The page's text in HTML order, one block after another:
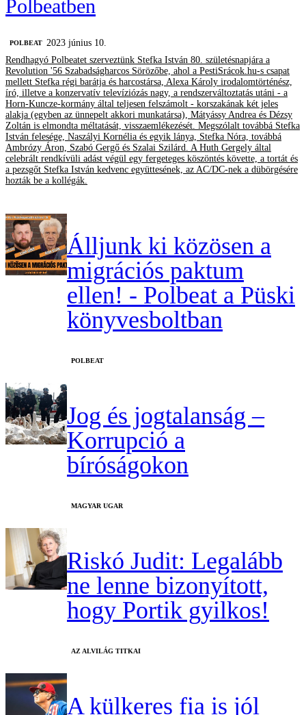
Polbeatben
‎POLBEAT
2023 június 10.
Rendhagyó Polbeatet szerveztünk Stefka István 80. születésnapjára a
Revolution '56 Szabadságharcos Sörözőbe, ahol a PestiSrácok.hu-s csapat
mellett Stefka régi barátja és harcostársa, Alexa Károly irodalomtörténész,
író, illetve a konzervatív televíziózás nagy, a rendszerváltoztatás utáni - a
Horn-Kuncze-kormány által teljesen felszámolt - korszakának két jeles
alakja (egyben az ünnepelt akkori munkatársa), Mátyássy Andrea és Dézsy
Zoltán is elmondta méltatását, visszaemlékezését. Megszólalt továbbá Stefka
István felesége, Naszályi Kornélia és egyik lánya, Stefka Nóra, továbbá
Ambrózy Áron, Szabó Gergő és Szalai Szilárd. A Huth Gergely által
celebrált rendkívüli adást végül egy fergeteges köszöntés követte, a tortát és
a pezsgőt Stefka István kedvenc együttesének, az AC/DC-nek a dübörgésére
hozták be a kollégák.
Álljunk ki közösen a
migrációs paktum
ellen! - Polbeat a Püski
könyvesboltban
‎POLBEAT
Jog és jogtalanság –
Korrupció a
bíróságokon
MAGYAR UGAR
Riskó Judit: Legalább
ne lenne bizonyított,
hogy Portik gyilkos!
AZ ALVILÁG TITKAI
A külkeres fia is jól